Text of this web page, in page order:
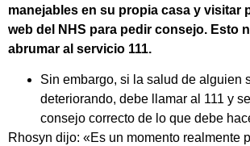
manejables en su propia casa y visitar
web del NHS para pedir consejo. Esto
abrumar al servicio 111.
Sin embargo, si la salud de alguien
deteriorando, debe llamar al 111 y
consejo correcto de lo que debe
Rhosyn dijo: «Es un momento realmente